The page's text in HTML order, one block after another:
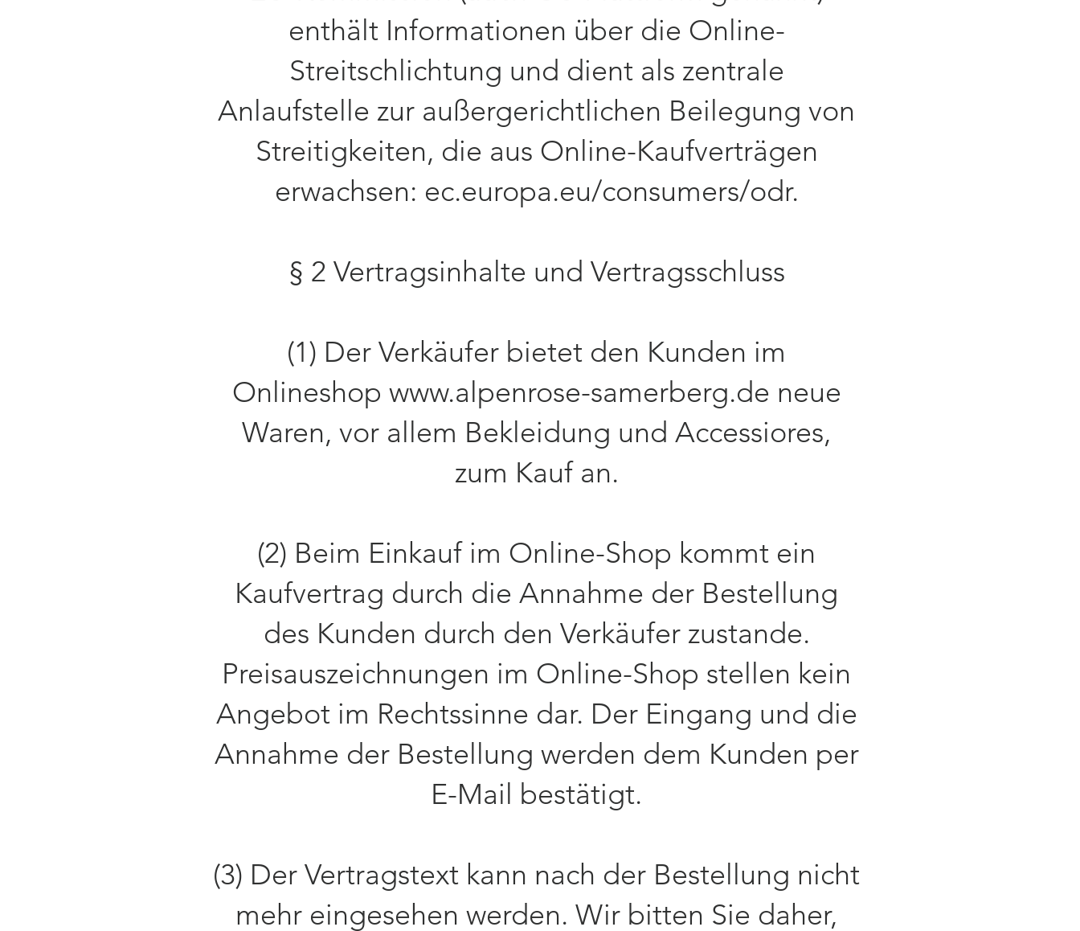
enthält Informationen über die Online-
Streitschlichtung und dient als zentrale
Anlaufstelle zur außergerichtlichen Beilegung von
Streitigkeiten, die aus Online-Kaufverträgen
erwachsen: ec.europa.eu/consumers/odr.
§ 2 Vertragsinhalte und Vertragsschluss
(1) Der Verkäufer bietet den Kunden im
Onlineshop www.alpenrose-samerberg.de neue
Waren, vor allem Bekleidung und Accessiores,
zum Kauf an.
(2) Beim Einkauf im Online-Shop kommt ein
Kaufvertrag durch die Annahme der Bestellung
des Kunden durch den Verkäufer zustande.
Preisauszeichnungen im Online-Shop stellen kein
Angebot im Rechtssinne dar. Der Eingang und die
Annahme der Bestellung werden dem Kunden per
E-Mail bestätigt.
(3) Der Vertragstext kann nach der Bestellung nicht
mehr eingesehen werden. Wir bitten Sie daher,